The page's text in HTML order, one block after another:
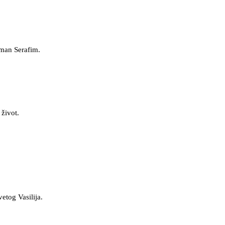
Serafim.
život.
Vasilija.